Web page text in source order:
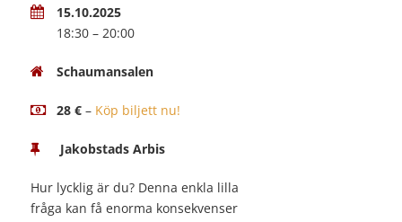
15.10.2025
18:30 – 20:00
Schaumansalen
28 € – Köp biljett nu!
Jakobstads Arbis
Hur lycklig är du? Denna enkla lilla
fråga kan få enorma konsekvenser